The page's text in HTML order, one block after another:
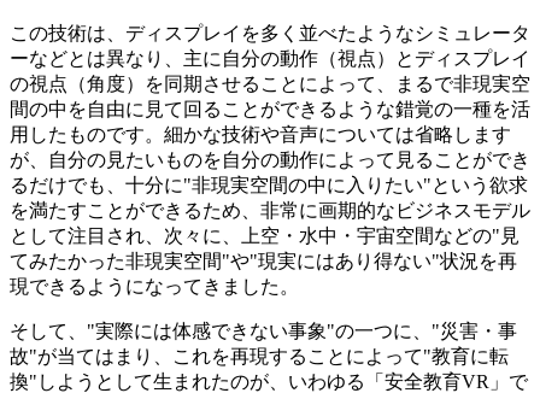
この技術は、ディスプレイを多く並べたようなシミュレータ
ーなどとは異なり、主に自分の動作（視点）とディスプレイ
の視点（角度）を同期させることによって、まるで非現実空
間の中を自由に見て回ることができるような錯覚の一種を活
用したものです。細かな技術や音声については省略します
が、自分の見たいものを自分の動作によって見ることができ
るだけでも、十分に"非現実空間の中に入りたい"という欲求
を満たすことができるため、非常に画期的なビジネスモデル
として注目され、次々に、上空・水中・宇宙空間などの"見
てみたかった非現実空間"や"現実にはあり得ない"状況を再
現できるようになってきました。
そして、"実際には体感できない事象"の一つに、"災害・事
故"が当てはまり、これを再現することによって"教育に転
換"しようとして生まれたのが、いわゆる「安全教育VR」で